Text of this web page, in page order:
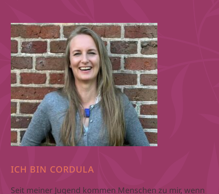
ICH BIN CORDULA
Seit meiner Jugend kommen Menschen zu mir, wenn